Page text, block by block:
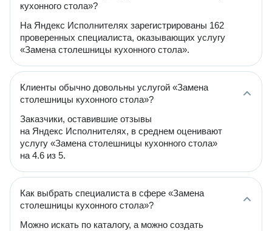
кухонного стола»?
На Яндекс Исполнителях зарегистрированы 162
проверенных специалиста, оказывающих услугу
«Замена столешницы кухонного стола».
Клиенты обычно довольны услугой «Замена
столешницы кухонного стола»?
Заказчики, оставившие отзывы
на Яндекс Исполнителях, в среднем оценивают
услугу «Замена столешницы кухонного стола»
на 4.6 из 5.
Как выбрать специалиста в сфере «Замена
столешницы кухонного стола»?
Можно искать по каталогу, а можно создать